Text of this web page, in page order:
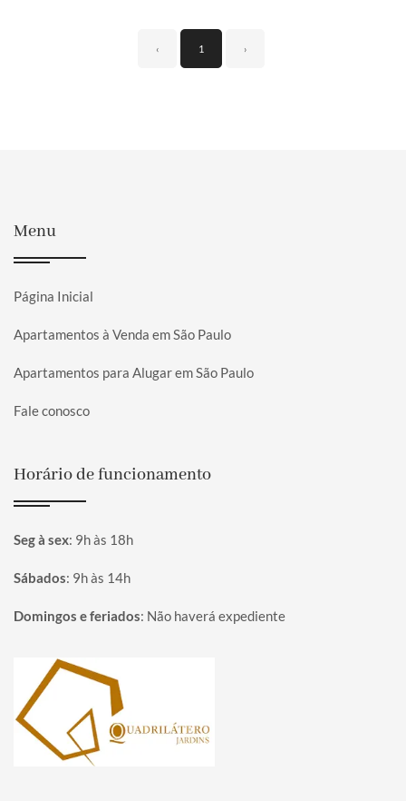
‹ 1 ›
Menu
Página Inicial
Apartamentos à Venda em São Paulo
Apartamentos para Alugar em São Paulo
Fale conosco
Horário de funcionamento
Seg à sex: 9h às 18h
Sábados: 9h às 14h
Domingos e feriados: Não haverá expediente
Página inicial